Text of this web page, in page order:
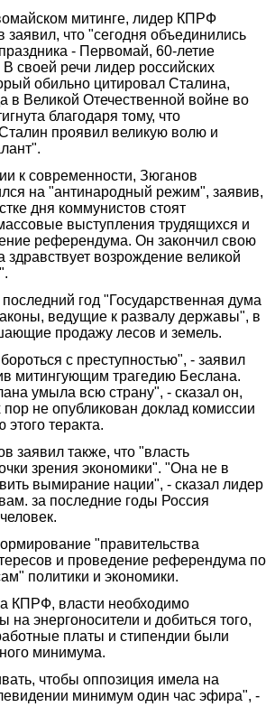
митинге, лидер КПРФ
заявил, что "сегодня объединились
- Первомай, 60-летие
своей речи лидер российских
обильно цитировал Сталина,
в Великой Отечественной войне во
благодаря тому, что
проявил великую волю и
к современности, Зюганов
на "антинародный режим", заявив,
дня коммунистов стоят
выступления трудящихся и
референдума. Он закончил свою
здравствует возрождение великой
год "Государственная дума
ведущие к развалу державы", в
продажу лесов и земель.
с преступностью", - заявил
митингующим трагедию Беслана.
умыла всю страну", - сказал он,
пор не опубликован доклад комиссии
теракта.
заявил также, что "власть
зрения экономики". "Она не в
вымирание нации", - сказал лидер
за последние годы Россия
"правительства
и проведение референдума по
политики и экономики.
КПРФ, власти необходимо
на энергоносители и добиться того,
платы и стипендии были
минимума.
чтобы оппозиция имела на
минимум один час эфира", -